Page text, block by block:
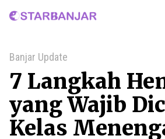
Home
Banjar Update
7 Langkah
yang Wajib
Kelas